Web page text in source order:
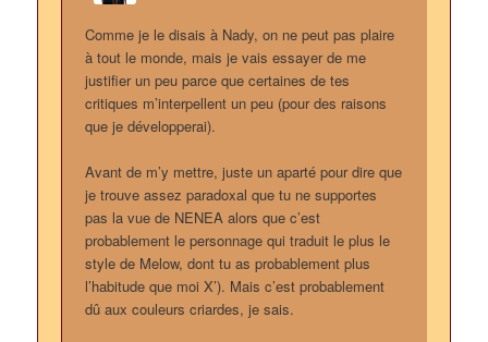
Comme je le disais à Nady, on ne peut pas plaire
à tout le monde, mais je vais essayer de me
justifier un peu parce que certaines de tes
critiques m’interpellent un peu (pour des raisons
que je développerai).
Avant de m’y mettre, juste un aparté pour dire que
je trouve assez paradoxal que tu ne supportes
pas la vue de NENEA alors que c’est
probablement le personnage qui traduit le plus le
style de Melow, dont tu as probablement plus
l’habitude que moi X’). Mais c’est probablement
dû aux couleurs criardes, je sais.